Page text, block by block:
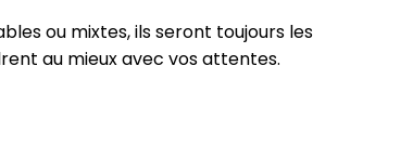
ou mixtes, ils seront toujours les
au mieux avec vos attentes.